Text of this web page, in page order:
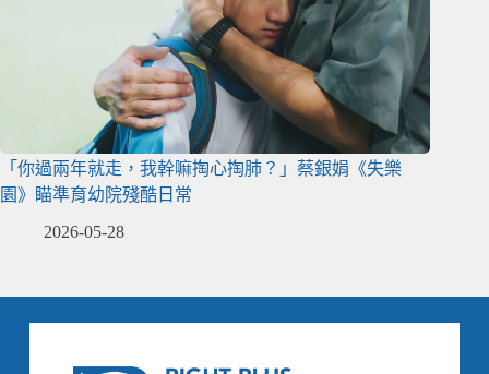
「你過兩年就走，我幹嘛掏心掏肺？」蔡銀娟《失樂
園》瞄準育幼院殘酷日常
2026-05-28